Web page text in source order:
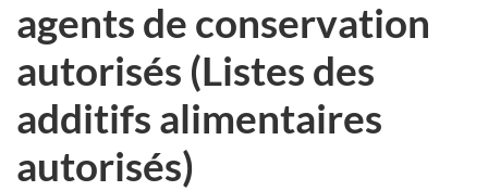
agents de conservation
autorisés (Listes des
additifs alimentaires
autorisés)